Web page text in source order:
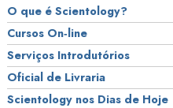
O que é Scientology?
Cursos On‑line
Serviços Introdutórios
Oficial de Livraria
Scientology nos Dias de Hoje